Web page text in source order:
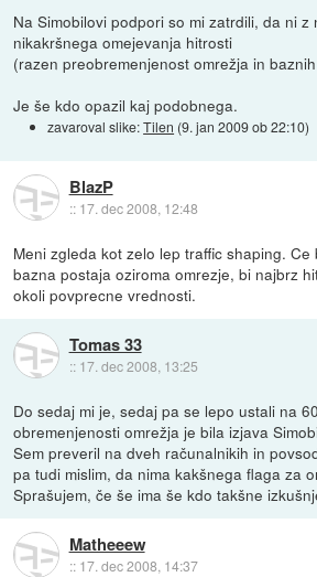
Na Simobilovi podpori so mi zatrdili, da ni z
nikakršnega omejevanja hitrosti
(razen preobremenjenost omrežja in
Je še kdo opazil kaj podobnega.
zavaroval slike:Tilen (9. jan 2009 ob 22:10)
BlazP
:: 17. dec 2008, 12:48
Meni zgleda kot zelo lep traffic shaping.
bazna postaja oziroma omrezje, bi najbrz
okoli povprecne vrednosti.
Tomas 33
:: 17. dec 2008, 13:25
Do sedaj mi je, sedaj pa se lepo ustali na
obremenjenosti omrežja je bila izjava
Sem preveril na dveh računalnikih in
pa tudi mislim, da nima kakšnega flaga za
Sprašujem, če še ima še kdo takšne
Matheeew
:: 17. dec 2008, 14:37